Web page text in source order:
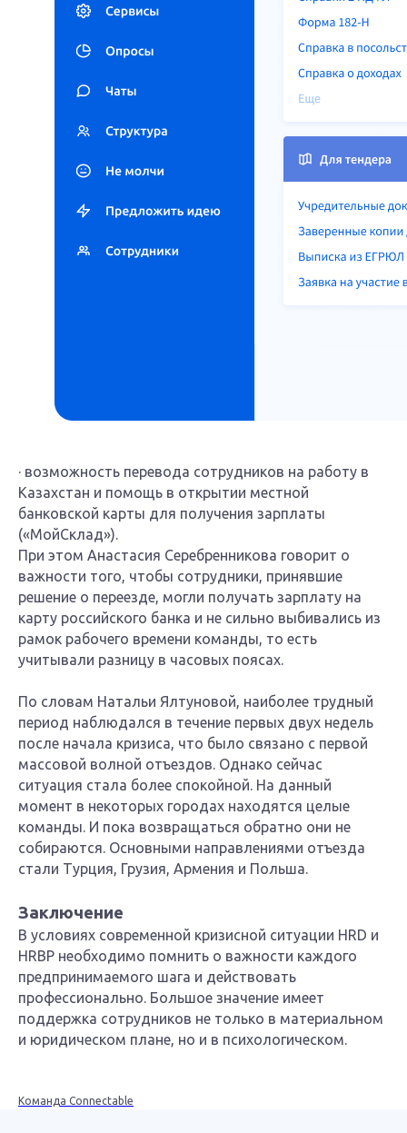
· возможность перевода сотрудников на работу в
Казахстан и помощь в открытии местной
банковской карты для получения зарплаты
(«МойСклад»).
При этом Анастасия Серебренникова говорит о
важности того, чтобы сотрудники, принявшие
решение о переезде, могли получать зарплату на
карту российского банка и не сильно выбивались из
рамок рабочего времени команды, то есть
учитывали разницу в часовых поясах.
По словам Натальи Ялтуновой, наиболее трудный
период наблюдался в течение первых двух недель
после начала кризиса, что было связано с первой
массовой волной отъездов. Однако сейчас
ситуация стала более спокойной. На данный
момент в некоторых городах находятся целые
команды. И пока возвращаться обратно они не
собираются. Основными направлениями отъезда
стали Турция, Грузия, Армения и Польша.
Заключение
В условиях современной кризисной ситуации HRD и
HRBP необходимо помнить о важности каждого
предпринимаемого шага и действовать
профессионально. Большое значение имеет
поддержка сотрудников не только в материальном
и юридическом плане, но и в психологическом.
Команда Connectable